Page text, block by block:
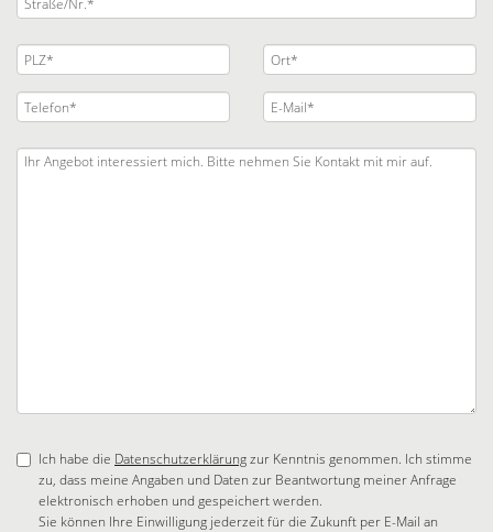
Ich habe die Datenschutzerklärungzur Kenntnis genommen. Ich stimme
zu, dass meine Angaben und Daten zur Beantwortung meiner Anfrage
elektronisch erhoben und gespeichert werden.
Sie können Ihre Einwilligung jederzeit für die Zukunft per E-Mail an